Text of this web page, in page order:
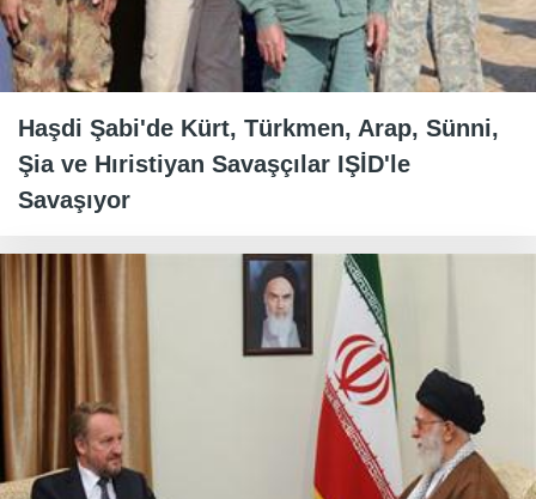
Haşdi Şabi'de Kürt, Türkmen, Arap, Sünni,
Şia ve Hıristiyan Savaşçılar IŞİD'le
Savaşıyor